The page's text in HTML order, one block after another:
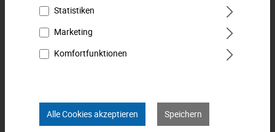
Downloads
Technische Daten
Produkt FAQs
Statistiken
Marketing
Komfortfunktionen
Alle Cookies akzeptieren Speichern